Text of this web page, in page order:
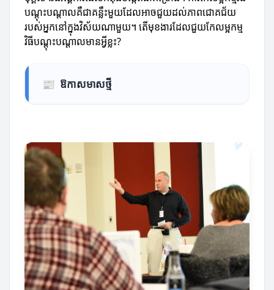
បណ្តុះបណ្តាលគឺជាគន្លឹះមួយដែលអាចជួយដល់ភាពជោគជ័យ
របស់អ្នកនៅក្នុងវិស័យណាមួយ។ តើមុខងារដែលជួយកែលម្អកម្ម
វិធីបណ្តុះបណ្តាលមានអ្វីខ្លះ?
📰 ឱកាសមាសថ្មី